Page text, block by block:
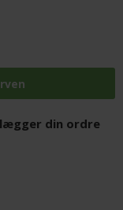
din ordre